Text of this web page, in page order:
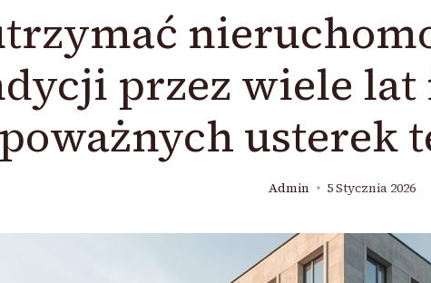
przez wiele
poważnych usterek
Admin 5 Stycznia 2026